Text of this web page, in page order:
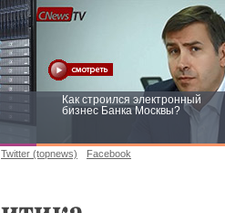
Как строился электронный
бизнес Банка Москвы?
Twitter (topnews) Facebook